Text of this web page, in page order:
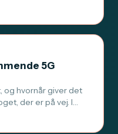
5G
og hvornår giver det
der er på vej. I…